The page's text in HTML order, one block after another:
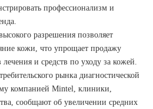
профессионализм и
разрешения позволяет
кожи, что упрощает продажу
и средств по уходу за кожей.
рынка диагностической
компанией Mintel, клиники,
сообщают об увеличении средних